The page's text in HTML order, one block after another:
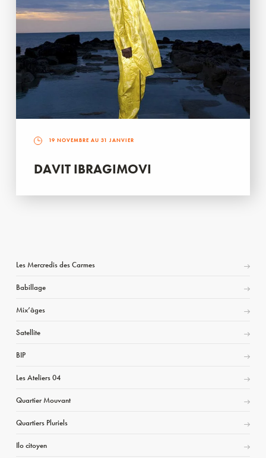
19 NOVEMBRE AU 31 JANVIER
DAVIT IBRAGIMOVI
Les Mercredis des Carmes
Babillage
Mix’âges
Satellite
BIP
Les Ateliers 04
Quartier Mouvant
Quartiers Pluriels
Ilo citoyen